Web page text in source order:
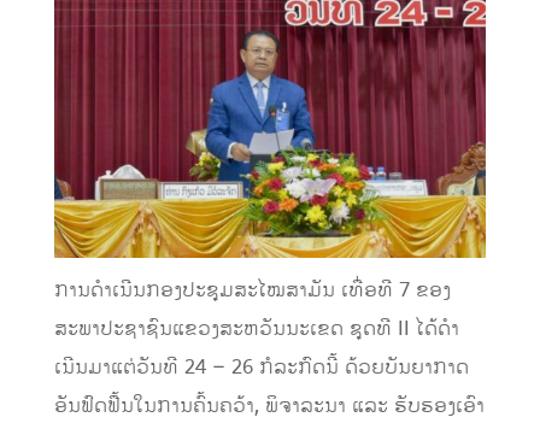
ການດໍາເນີນກອງປະຊຸມສະໄໝສາມັນ ເທື່ອທີ 7 ຂອງ
ສະພາປະຊາຊົນແຂວງສະຫວັນນະເຂດ ຊຸດທີ II ໄດ້ດໍາ
ເນີນມາແຕ່ວັນທີ 24 – 26 ກໍລະກົດນີ້ ດ້ວຍບັນຍາກາດ
ອັນຟົດຟື້ນໃນການຄົ້ນຄວ້າ, ພິຈາລະນາ ແລະ ຮັບຮອງເອົາ